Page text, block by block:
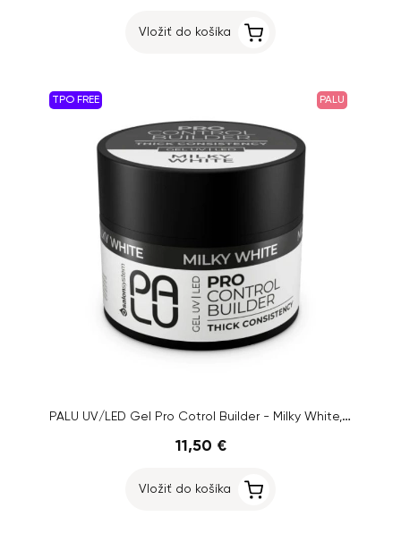
Vložiť do košíka
TPO FREE PALU
PALU UV/LED Gel Pro Cotrol Builder - Milky White, 45g
11,50 €
Vložiť do košíka